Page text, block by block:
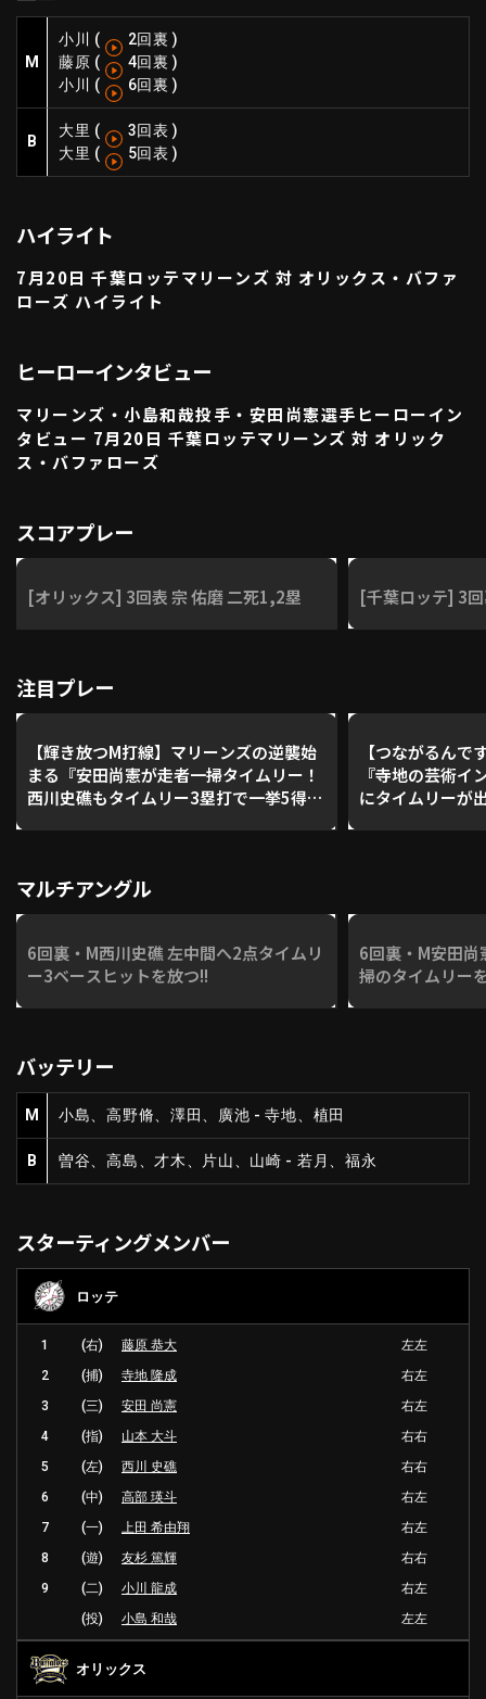
プライバシーポリシー
運営会社 （別ウィンドウで開く）
特定商取引法の表示
動画を検索（選手・チーム・プレー内容…）
M
小川 ( 2回裏 )
藤原 ( 4回裏 )
小川
( 6回裏 )
B
大里 ( 3回表 )
大里 ( 5回表 )
ハイライト
7月20日 千葉ロッテマリーンズ 対 オリックス・バファ
ローズ ハイライト
ヒーローインタビュー
マリーンズ・小島和哉投手・安田尚憲選手ヒーローイン
タビュー 7月20日 千葉ロッテマリーンズ 対 オリック
ス・バファローズ
スコアプレー
[オリックス] 3回表 宗 佑磨 二死1,2塁 [千葉ロッテ] 3
注目プレー
【輝き放つM打線】マリーンズの逆襲始
まる『安田尚憲が走者一掃タイムリー！
西川史礁もタイムリー3塁打で一挙5得
【つながるんで
『寺地の芸術
にタイムリーが
マルチアングル
6回裏・M西川史礁 左中間へ2点タイムリ
ー3ベースヒットを放つ!!
6回裏・M安田尚
掃のタイムリー
バッテリー
M 小島、高野脩、澤田、廣池 - 寺地、植田
B 曽谷、高島、才木、片山、山崎 - 若月、福永
スターティングメンバー
ロッテ
1 (右) 藤原 恭大
左左
2
(捕) 寺地 隆成
右左
3
(三) 安田 尚憲
右左
4
(指) 山本 大斗
右右
5
(左) 西川 史礁
右右
6
(中) 高部 瑛斗
右左
7
(一) 上田 希由翔
右左
8
(遊) 友杉 篤輝
右右
9
(二) 小川 龍成
右左
(投)
小島 和哉 左左
オリックス